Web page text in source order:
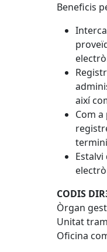
Beneficis
així
Com
CODIS
Òrgan
Unitat
Oficina